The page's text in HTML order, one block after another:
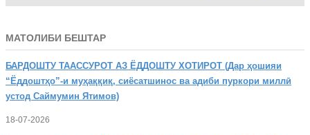
МАТОЛИБИ БЕШТАР
БАРДОШТУ ТААССУРОТ АЗ ЁДДОШТУ ХОТИРОТ (Дар ҳошияи
“Ёддоштҳо”-и муҳаққиқ, сиёсатшинос ва адиби пуркори миллӣ
устод Саймумин Ятимов)
18-07-2026